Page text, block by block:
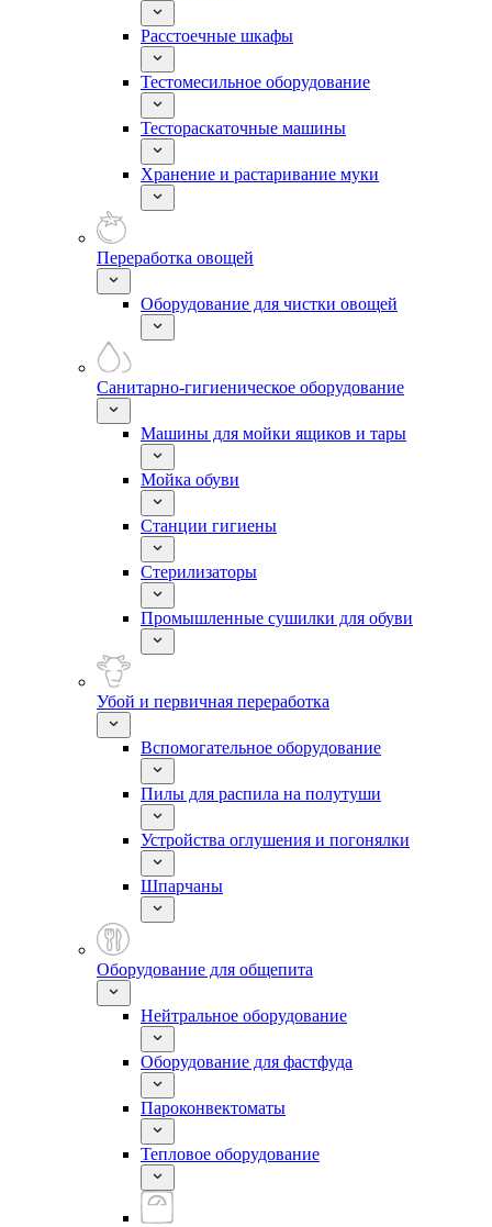
Расстоечные шкафы
Тестомесильное оборудование
Тестораскаточные машины
Хранение и растаривание муки
Переработка овощей
Оборудование для чистки овощей
Санитарно-гигиеническое оборудование
Машины для мойки ящиков и тары
Мойка обуви
Станции гигиены
Стерилизаторы
Промышленные сушилки для обуви
Убой и первичная переработка
Вспомогательное оборудование
Пилы для распила на полутуши
Устройства оглушения и погонялки
Шпарчаны
Оборудование для общепита
Нейтральное оборудование
Оборудование для фастфуда
Пароконвектоматы
Тепловое оборудование